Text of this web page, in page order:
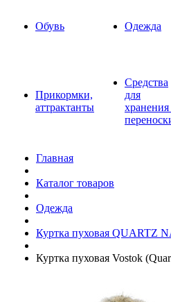
Обувь Одежда
Прикормки,
аттрактанты
Средства
для
хранения
Главная
Каталог товаров
Одежда
Куртка пуховая QUARTZ
Куртка пуховая Vostok